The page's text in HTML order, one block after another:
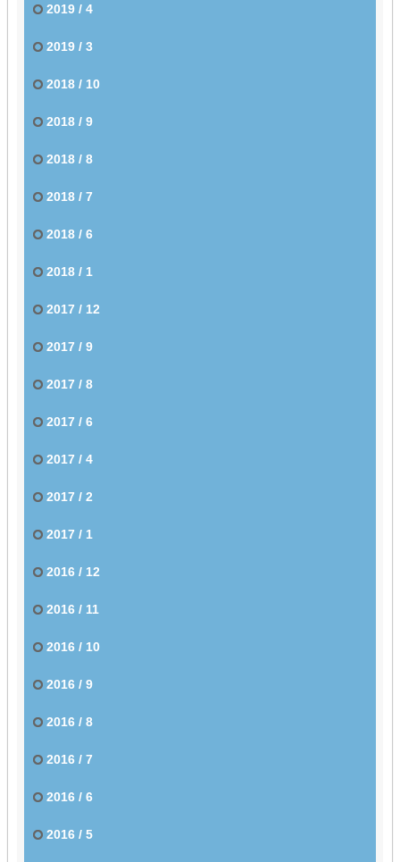
2019 / 4
2019 / 3
2018 / 10
2018 / 9
2018 / 8
2018 / 7
2018 / 6
2018 / 1
2017 / 12
2017 / 9
2017 / 8
2017 / 6
2017 / 4
2017 / 2
2017 / 1
2016 / 12
2016 / 11
2016 / 10
2016 / 9
2016 / 8
2016 / 7
2016 / 6
2016 / 5